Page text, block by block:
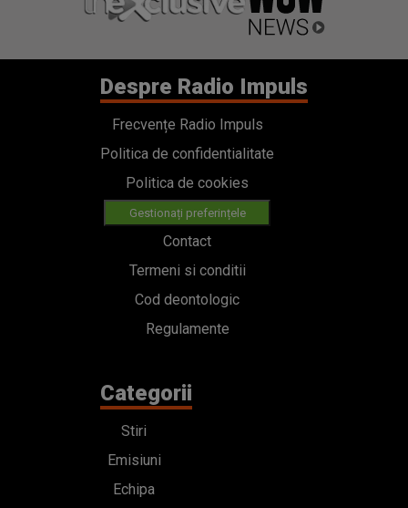
Despre Radio Impuls
Frecvențe Radio Impuls
Politica de confidentialitate
Politica de cookies
Gestionați preferințele
Contact
Termeni si conditii
Cod deontologic
Regulamente
Categorii
Stiri
Emisiuni
Echipa